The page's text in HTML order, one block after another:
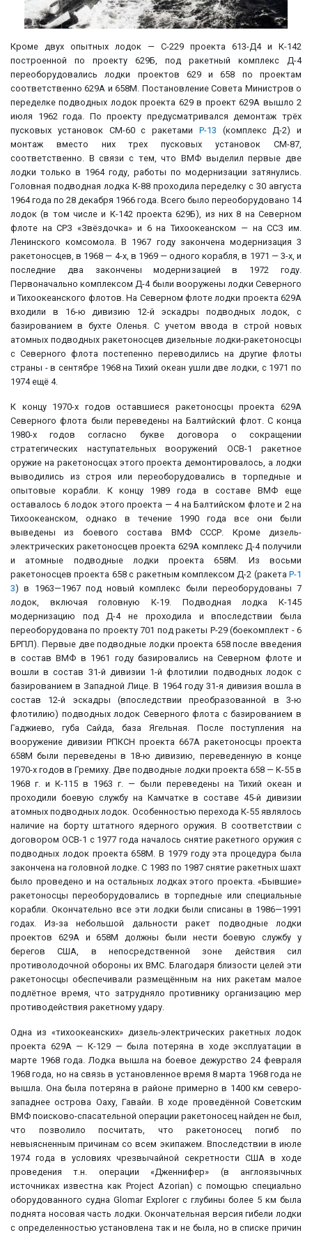
Кроме двух опытных лодок — С-229 проекта 613-Д4 и К-142
построенной по проекту 629Б, под ракетный комплекс Д-4
переоборудовались лодки проектов 629 и 658 по проектам
соответственно 629А и 658М. Постановление Совета Министров о
переделке подводных лодок проекта 629 в проект 629А вышло 2
июля 1962 года. По проекту предусматривался демонтаж трёх
пусковых установок СМ-60 с ракетами Р-13 (комплекс Д-2) и
монтаж вместо них трех пусковых установок СМ-87,
соответственно. В связи с тем, что ВМФ выделил первые две
лодки только в 1964 году, работы по модернизации затянулись.
Головная подводная лодка К-88 проходила переделку с 30 августа
1964 года по 28 декабря 1966 года. Всего было переоборудовано 14
лодок (в том числе и К-142 проекта 629Б), из них 8 на Северном
флоте на СРЗ «Звёздочка» и 6 на Тихоокеанском — на ССЗ им.
Ленинского комсомола. В 1967 году закончена модернизация 3
ракетоносцев, в 1968 — 4-х, в 1969 — одного корабля, в 1971 — 3-х, и
последние два закончены модернизацией в 1972 году.
Первоначально комплексом Д-4 были вооружены лодки Северного
и Тихоокеанского флотов. На Северном флоте лодки проекта 629А
входили в 16-ю дивизию 12-й эскадры подводных лодок, с
базированием в бухте Оленья. С учетом ввода в строй новых
атомных подводных ракетоносцев дизельные лодки-ракетоносцы
с Северного флота постепенно переводились на другие флоты
страны - в сентябре 1968 на Тихий океан ушли две лодки, с 1971 по
1974 ещё 4.
К концу 1970-х годов оставшиеся ракетоносцы проекта 629А
Северного флота были переведены на Балтийский флот. С конца
1980-х годов согласно букве договора о сокращении
стратегических наступательных вооружений ОСВ-1 ракетное
оружие на ракетоносцах этого проекта демонтировалось, а лодки
выводились из строя или переоборудовались в торпедные и
опытовые корабли. К концу 1989 года в составе ВМФ еще
оставалось 6 лодок этого проекта — 4 на Балтийском флоте и 2 на
Тихоокеанском, однако в течение 1990 года все они были
выведены из боевого состава ВМФ СССР. Кроме дизель-
электрических ракетоносцев проекта 629А комплекс Д-4 получили
и атомные подводные лодки проекта 658М. Из восьми
ракетоносцев проекта 658 с ракетным комплексом Д-2 (ракета Р-1
3) в 1963—1967 под новый комплекс были переоборудованы 7
лодок, включая головную К-19. Подводная лодка К-145
модернизацию под Д-4 не проходила и впоследствии была
переоборудована по проекту 701 под ракеты Р-29 (боекомплект - 6
БРПЛ). Первые две подводные лодки проекта 658 после введения
в состав ВМФ в 1961 году базировались на Северном флоте и
вошли в состав 31-й дивизии 1-й флотилии подводных лодок с
базированием в Западной Лице. В 1964 году 31-я дивизия вошла в
состав 12-й эскадры (впоследствии преобразованной в 3-ю
флотилию) подводных лодок Северного флота с базированием в
Гаджиево, губа Сайда, база Ягельная. После поступления на
вооружение дивизии РПКСН проекта 667А ракетоносцы проекта
658М были переведены в 18-ю дивизию, переведенную в конце
1970-х годов в Гремиху. Две подводные лодки проекта 658 — К-55 в
1968 г. и К-115 в 1963 г. — были переведены на Тихий океан и
проходили боевую службу на Камчатке в составе 45-й дивизии
атомных подводных лодок. Особенностью перехода К-55 являлось
наличие на борту штатного ядерного оружия. В соответствии с
договором ОСВ-1 с 1977 года началось снятие ракетного оружия с
подводных лодок проекта 658М. В 1979 году эта процедура была
закончена на головной лодке. С 1983 по 1987 снятие ракетных шахт
было проведено и на остальных лодках этого проекта. «Бывшие»
ракетоносцы переоборудовались в торпедные или специальные
корабли. Окончательно все эти лодки были списаны в 1986—1991
годах. Из-за небольшой дальности ракет подводные лодки
проектов 629А и 658М должны были нести боевую службу у
берегов США, в непосредственной зоне действия сил
противолодочной обороны их ВМС. Благодаря близости целей эти
ракетоносцы обеспечивали размещённым на них ракетам малое
подлётное время, что затрудняло противнику организацию мер
противодействия ракетному удару.
Одна из «тихоокеанских» дизель-электрических ракетных лодок
проекта 629А — К-129 — была потеряна в ходе эксплуатации в
марте 1968 года. Лодка вышла на боевое дежурство 24 февраля
1968 года, но на связь в установленное время 8 марта 1968 года не
вышла. Она была потеряна в районе примерно в 1400 км северо-
западнее острова Оаху, Гавайи. В ходе проведённой Советским
ВМФ поисково-спасательной операции ракетоносец найден не был,
что позволило посчитать, что ракетоносец погиб по
невыясненным причинам со всем экипажем. Впоследствии в июле
1974 года в условиях чрезвычайной секретности США в ходе
проведения т.н. операции «Дженнифер» (в англоязычных
источниках известна как Project Azorian) с помощью специально
оборудованного судна Glomar Explorer с глубины более 5 км была
поднята носовая часть лодки. Окончательная версия гибели лодки
с определенностью установлена так и не была, но в списке причин